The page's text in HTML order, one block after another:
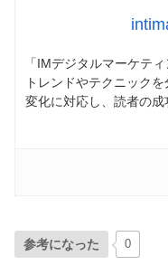
「IMデジタルマーケテ
トレンドやテクニック
変化に対応し、読者の
参考になった 0